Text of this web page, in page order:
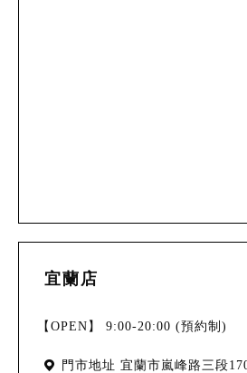
宜蘭店
【OPEN】 9:00-20:00 (預約制)
門市地址 宜蘭市嵐峰路三段